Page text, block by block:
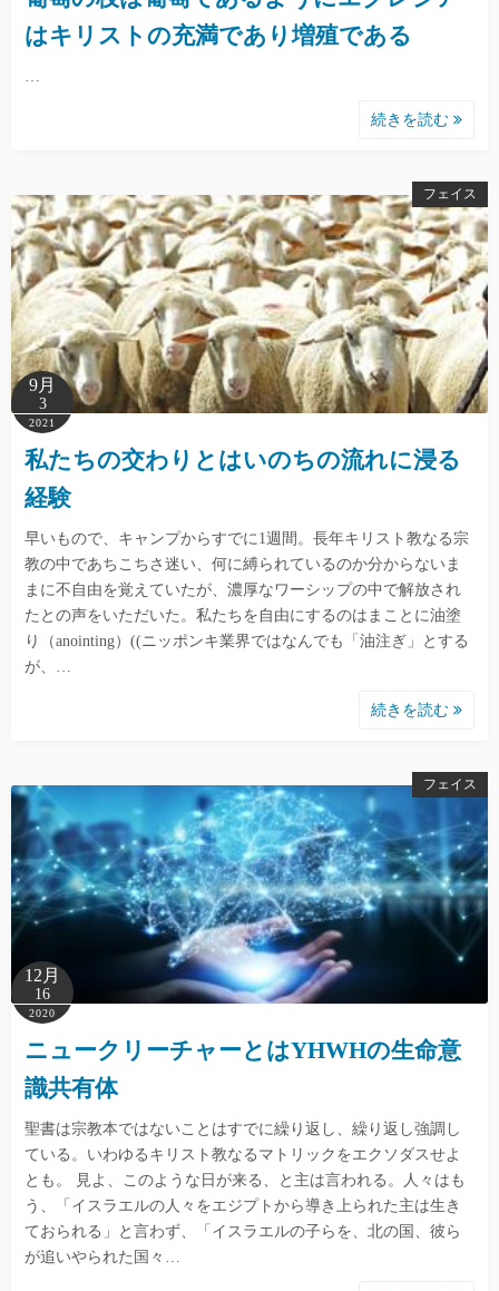
はキリストの充満であり増殖である
…
続きを読む
フェイス
9月
3
2021
私たちの交わりとはいのちの流れに浸る
経験
早いもので、キャンプからすでに1週間。長年キリスト教なる宗
教の中であちこちさ迷い、何に縛られているのか分からないま
まに不自由を覚えていたが、濃厚なワーシップの中で解放され
たとの声をいただいた。私たちを自由にするのはまことに油塗
り（anointing）((ニッポンキ業界ではなんでも「油注ぎ」とする
が、…
続きを読む
フェイス
12月
16
2020
ニュークリーチャーとはYHWHの生命意
識共有体
聖書は宗教本ではないことはすでに繰り返し、繰り返し強調し
ている。いわゆるキリスト教なるマトリックをエクソダスせよ
とも。 見よ、このような日が来る、と主は言われる。人々はも
う、「イスラエルの人々をエジプトから導き上られた主は生き
ておられる」と言わず、「イスラエルの子らを、北の国、彼ら
が追いやられた国々…